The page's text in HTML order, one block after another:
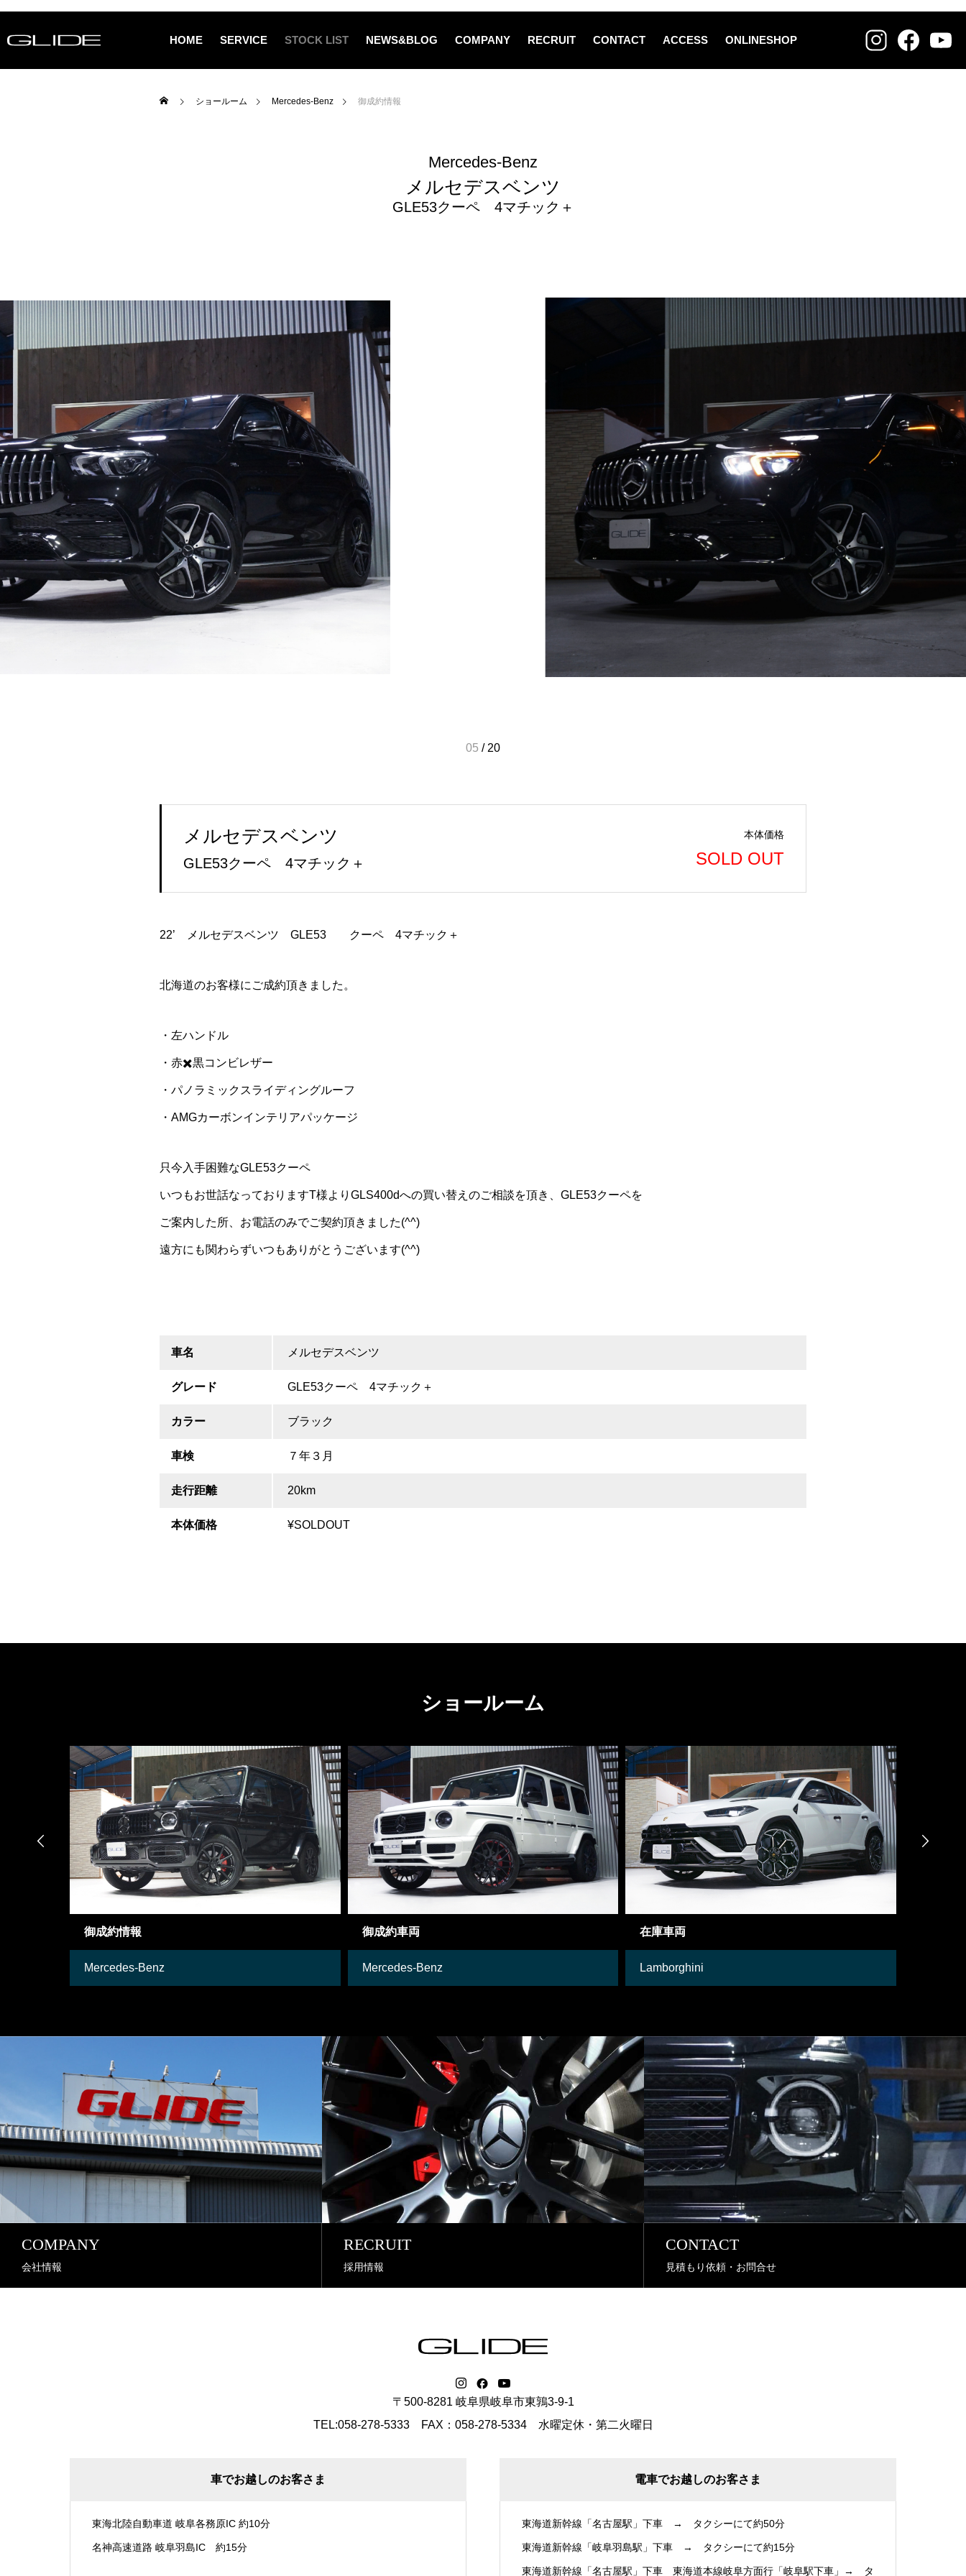
HOME SERVICE STOCK LIST NEWS&BLOG COMPANY RECRUIT CONTACT ACCESS ONLINESHOP
ショールーム Mercedes-Benz 御成約情報
Mercedes-Benz
メルセデスベンツ
GLE53クーペ 4マチック＋
05 / 20
メルセデスベンツ
GLE53クーペ 4マチック＋
本体価格
SOLD OUT
22’ メルセデスベンツ GLE53 クーペ 4マチック＋
北海道のお客様にご成約頂きました。
・左ハンドル
・赤✖️黒コンビレザー
・パノラミックスライディングルーフ
・AMGカーボンインテリアパッケージ
只今入手困難なGLE53クーペ
いつもお世話なっておりますT様よりGLS400dへの買い替えのご相談を頂き、GLE53クーペを
ご案内した所、お電話のみでご契約頂きました(^^)
遠方にも関わらずいつもありがとうございます(^^)
車名 メルセデスベンツ
グレード GLE53クーペ 4マチック＋
カラー ブラック
車検 ７年３月
走行距離 20km
本体価格 ¥SOLDOUT
ショールーム
御成約情報
Mercedes-Benz
御成約車両
Mercedes-Benz
在庫車両
Lamborghini
 
COMPANY
会社情報
RECRUIT
採用情報
CONTACT
見積もり依頼・お問合せ
〒500-8281 岐阜県岐阜市東鶉3-9-1
TEL:058-278-5333 FAX：058-278-5334 水曜定休・第二火曜日
車でお越しのお客さま
東海北陸自動車道 岐阜各務原IC 約10分
名神高速道路 岐阜羽島IC 約15分
電車でお越しのお客さま
東海道新幹線「名古屋駅」下車 → タクシーにて約50分
東海道新幹線「岐阜羽島駅」下車 → タクシーにて約15分
東海道新幹線「名古屋駅」下車 東海道本線岐阜方面行「岐阜駅下車」→ タ